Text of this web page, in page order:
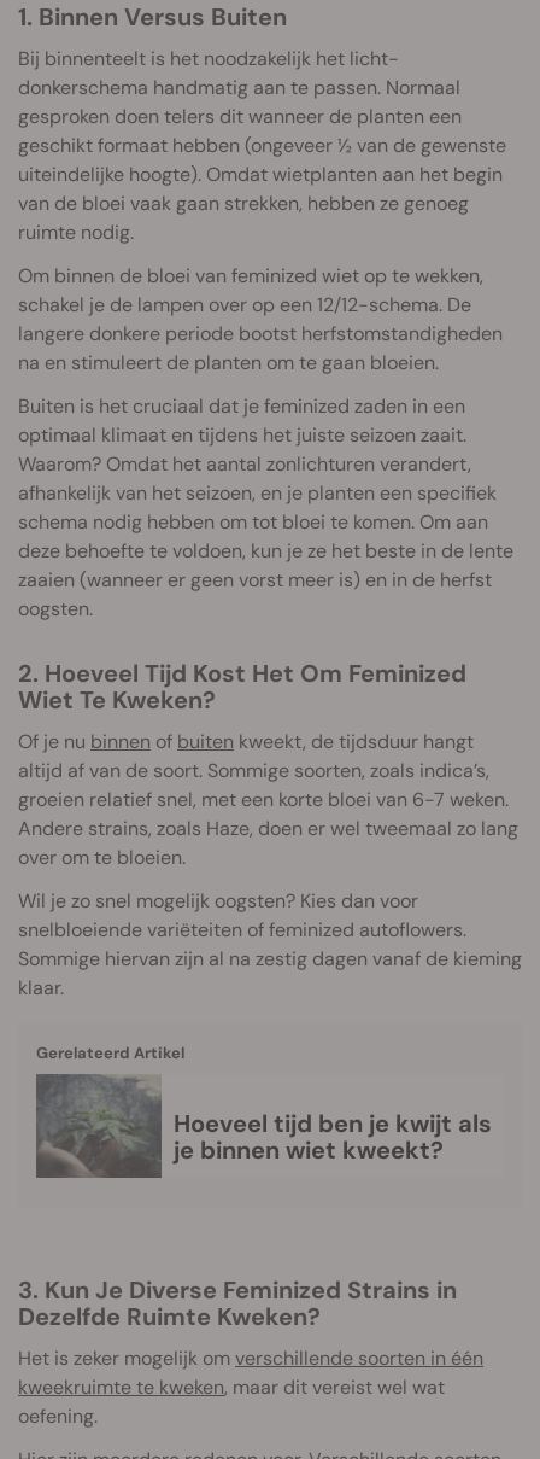
1. Binnen Versus Buiten
Bij binnenteelt is het noodzakelijk het licht-
donkerschema handmatig aan te passen. Normaal
gesproken doen telers dit wanneer de planten een
geschikt formaat hebben (ongeveer ½ van de gewenste
uiteindelijke hoogte). Omdat wietplanten aan het begin
van de bloei vaak gaan strekken, hebben ze genoeg
ruimte nodig.
Om binnen de bloei van feminized wiet op te wekken,
schakel je de lampen over op een 12/12-schema. De
langere donkere periode bootst herfstomstandigheden
na en stimuleert de planten om te gaan bloeien.
Buiten is het cruciaal dat je feminized zaden in een
optimaal klimaat en tijdens het juiste seizoen zaait.
Waarom? Omdat het aantal zonlichturen verandert,
afhankelijk van het seizoen, en je planten een specifiek
schema nodig hebben om tot bloei te komen. Om aan
deze behoefte te voldoen, kun je ze het beste in de lente
zaaien (wanneer er geen vorst meer is) en in de herfst
oogsten.
2. Hoeveel Tijd Kost Het Om Feminized
Wiet Te Kweken?
Of je nu binnen of buiten kweekt, de tijdsduur hangt
altijd af van de soort. Sommige soorten, zoals indica’s,
groeien relatief snel, met een korte bloei van 6-7 weken.
Andere strains, zoals Haze, doen er wel tweemaal zo lang
over om te bloeien.
Wil je zo snel mogelijk oogsten? Kies dan voor
snelbloeiende variëteiten of feminized autoflowers.
Sommige hiervan zijn al na zestig dagen vanaf de kieming
klaar.
Gerelateerd Artikel
Hoeveel tijd ben je kwijt als
je binnen wiet kweekt?
3. Kun Je Diverse Feminized Strains in
Dezelfde Ruimte Kweken?
Het is zeker mogelijk omverschillende soorten in één
kweekruimte te kweken, maar dit vereist wel wat
oefening.